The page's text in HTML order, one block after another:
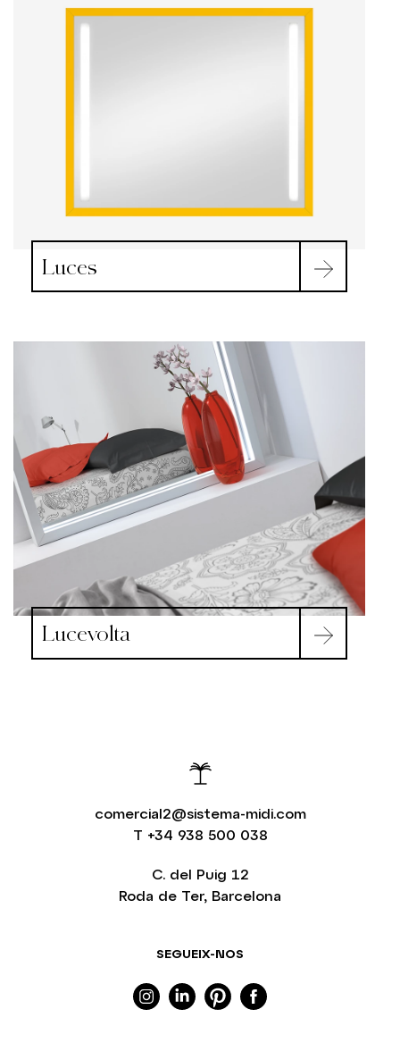
Luces
Lucevolta
comercial2@sistema-midi.com
T +34 938 500 038
SEGUEIX-NOS
C. del Puig 12
Roda de Ter, Barcelona